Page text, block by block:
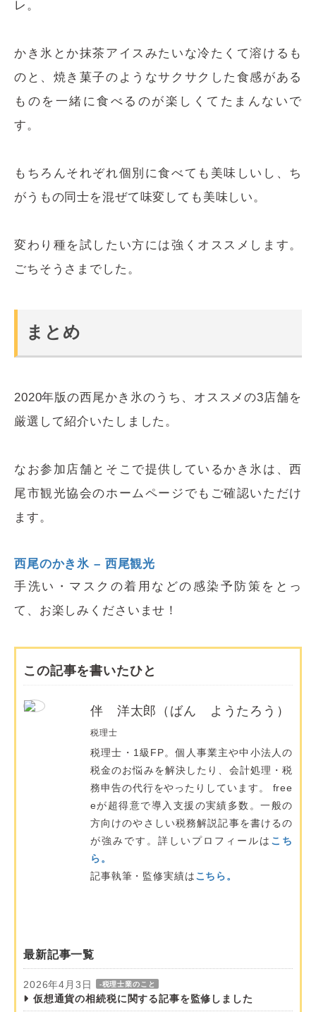
レ。
かき氷とか抹茶アイスみたいな冷たくて溶けるも
のと、焼き菓子のようなサクサクした食感がある
ものを一緒に食べるのが楽しくてたまんないで
す。
もちろんそれぞれ個別に食べても美味しいし、ち
がうもの同士を混ぜて味変しても美味しい。
変わり種を試したい方には強くオススメします。
ごちそうさまでした。
まとめ
2020年版の西尾かき氷のうち、オススメの3店舗を
厳選して紹介いたしました。
なお参加店舗とそこで提供しているかき氷は、西
尾市観光協会のホームページでもご確認いただけ
ます。
西尾のかき氷 – 西尾観光
手洗い・マスクの着用などの感染予防策をとっ
て、お楽しみくださいませ！
この記事を書いたひと
伴 洋太郎（ばん ようたろう）
税理士
税理士・1級FP。個人事業主や中小法人の
税金のお悩みを解決したり、会計処理・税
務申告の代行をやったりしています。 free
eが超得意で導入支援の実績多数。一般の
方向けのやさしい税務解説記事を書けるの
が強みです。詳しいプロフィールは こち
ら。
記事執筆・監修実績はこちら。
最新記事一覧
2026年4月3日 -税理士業のこと
仮想通貨の相続税に関する記事を監修しました